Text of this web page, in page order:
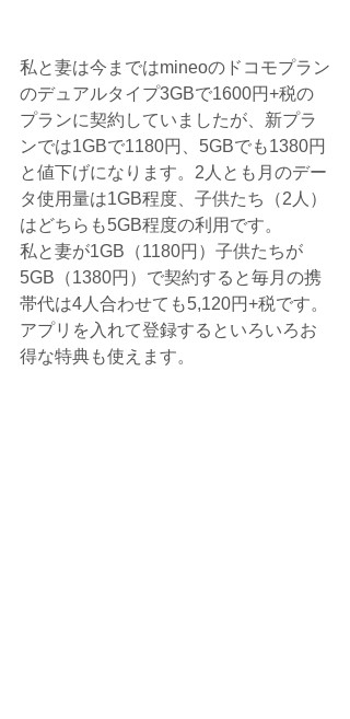
私と妻は今まではmineoのドコモプラン
のデュアルタイプ3GBで1600円+税の
プランに契約していましたが、新プラ
ンでは1GBで1180円、5GBでも1380円
と値下げになります。2人とも月のデー
タ使用量は1GB程度、子供たち（2人）
はどちらも5GB程度の利用です。
私と妻が1GB（1180円）子供たちが
5GB（1380円）で契約すると毎月の携
帯代は4人合わせても5,120円+税です。
アプリを入れて登録するといろいろお
得な特典も使えます。